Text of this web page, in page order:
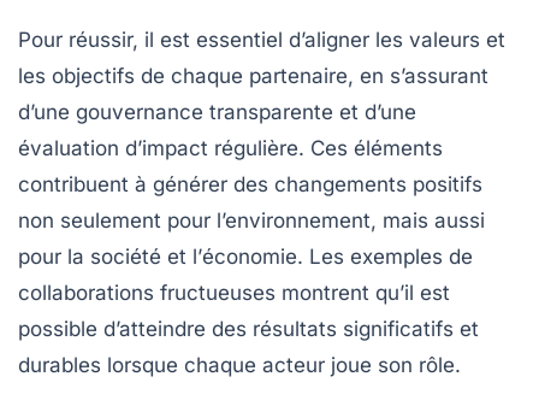
Pour réussir, il est essentiel d’aligner les valeurs et
les objectifs de chaque partenaire, en s’assurant
d’une gouvernance transparente et d’une
évaluation d’impact régulière. Ces éléments
contribuent à générer des changements positifs
non seulement pour l’environnement, mais aussi
pour la société et l’économie. Les exemples de
collaborations fructueuses montrent qu’il est
possible d’atteindre des résultats significatifs et
durables lorsque chaque acteur joue son rôle.